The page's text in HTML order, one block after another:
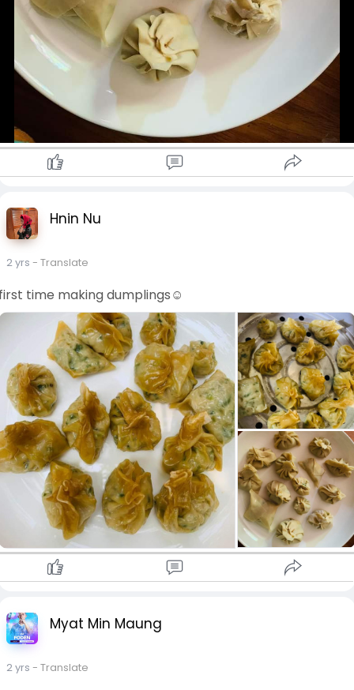
Hnin Nu
2 yrs - Translate
time making dumplings☺️
Myat Min Maung
2 yrs - Translate